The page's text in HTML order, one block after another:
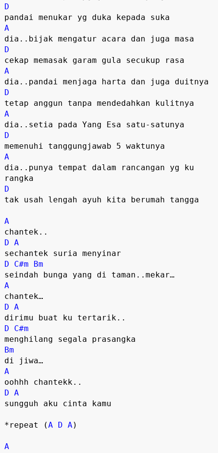
D
pandai menukar yg duka kepada suka
A
dia..bijak mengatur acara dan juga masa
D
cekap memasak garam gula secukup rasa
A
dia..pandai menjaga harta dan juga duitnya
D
tetap anggun tanpa mendedahkan kulitnya
A
dia..setia pada Yang Esa satu-satunya
D
memenuhi tanggungjawab 5 waktunya
A
dia..punya tempat dalam rancangan yg ku
rangka
D
tak usah lengah ayuh kita berumah tangga
A
chantek..
D A
sechantek suria menyinar
D
C#m
Bm
seindah bunga yang di taman..mekar…
A
chantek…
D A
dirimu buat ku tertarik..
D
C#m
menghilang segala prasangka
Bm
di jiwa…
A
oohhh chantekk..
D A
sungguh aku cinta kamu
*repeat (A D A)
A